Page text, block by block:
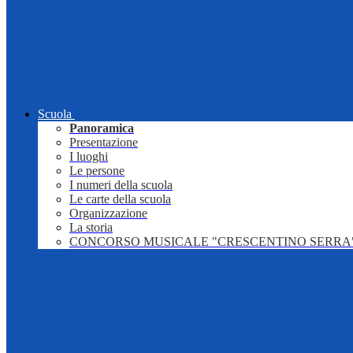
Scuola
Panoramica
Presentazione
I luoghi
Le persone
I numeri della scuola
Le carte della scuola
Organizzazione
La storia
CONCORSO MUSICALE "CRESCENTINO